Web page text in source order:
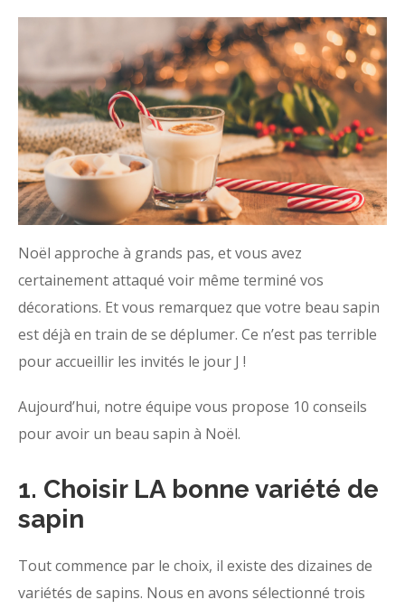
Noël approche à grands pas, et vous avez
certainement attaqué voir même terminé vos
décorations. Et vous remarquez que votre beau sapin
est déjà en train de se déplumer. Ce n’est pas terrible
pour accueillir les invités le jour J !
Aujourd’hui, notre équipe vous propose 10 conseils
pour avoir un beau sapin à Noël.
1. Choisir LA bonne variété de
sapin
Tout commence par le choix, il existe des dizaines de
variétés de sapins. Nous en avons sélectionné trois